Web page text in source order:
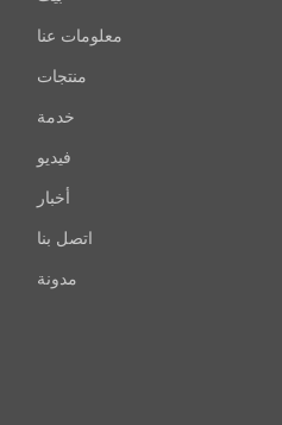
معلومات عنا
منتجات
خدمة
فيديو
أخبار
اتصل بنا
مدونة